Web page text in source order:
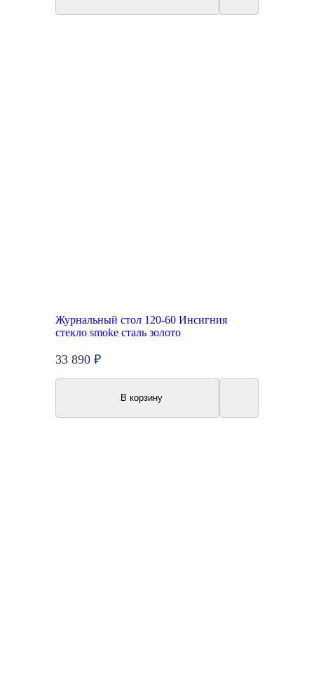
Журнальный стол 120-60 Инсигния
стекло smoke сталь золото
33 890 ₽
В корзину